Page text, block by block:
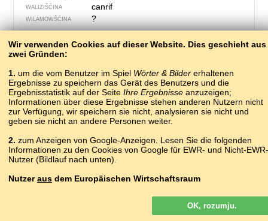
WALIZIŠĆINA canrif
WILAMOWŠĆINA ?
655 – njeboz
рыххвга, кIылчIвага
Wir verwenden Cookies auf dieser Website. Dies geschieht aus
zwei Gründen:
1. um die vom Benutzer im Spiel Wörter & Bildererhaltenen
Ergebnisse zu speichern das Gerät des Benutzers und die
Ergebnisstatistik auf der Seite Ihre Ergebnisse anzuzeigen;
Informationen über diese Ergebnisse stehen anderen Nutzern nicht
zur Verfügung, wir speichern sie nicht, analysieren sie nicht und
geben sie nicht an andere Personen weiter.
2. zum Anzeigen von Google-Anzeigen. Lesen Sie die folgenden
Informationen zu den Cookies von Google für EWR- und Nicht-EWR-
Nutzer (Bildlauf nach unten).
Nutzeraus dem Europäischen Wirtschaftsraum
Google-Anzeigen, die auf unserer Website für Nutzer aus dem EWR
personalisiert. Obwohl diese Anzeigen
keine Cookies für die Personalisierung von Anzeigen verwenden,
OK, rozumju.